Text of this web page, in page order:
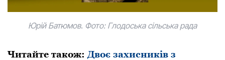
Юрій Батюмoв. Фото: Глодоська сільська рада
Читайте також: Двоє захисників з